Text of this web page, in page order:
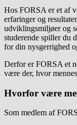
Hos FORSA er et af
erfaringer og
udviklingsmiljøer og
studerende spiller du
for din nysgerrighed
Derfor er FORSA et
være der, hvor
Hvorfor være
Som medlem af